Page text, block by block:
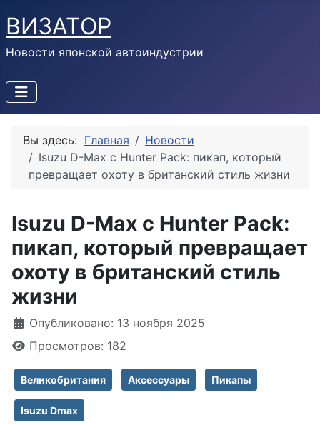
ВИЗАТОР
Новости японской автоиндустрии
Вы здесь: Главная
Новости
Isuzu D-Max с Hunter Pack: пикап, который
превращает охоту в британский стиль жизни
Isuzu D-Max с Hunter Pack:
пикап, который превращает
охоту в британский стиль
жизни
Информация о материале
Опубликовано: 13 ноября 2025
Просмотров: 182
Великобритания Аксессуары Пикапы
Isuzu Dmax